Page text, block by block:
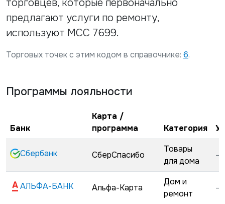
торговцев, которые первоначально
предлагают услуги по ремонту,
используют МСС 7699.
Торговых точек с этим кодом в справочнике: 6.
Программы лояльности
Банк
Карта /
программа
Категория
Сбербанк СберСпасибо
Товары
для дома
—
АЛЬФА-БАНК Альфа-Карта
Дом и
ремонт
—